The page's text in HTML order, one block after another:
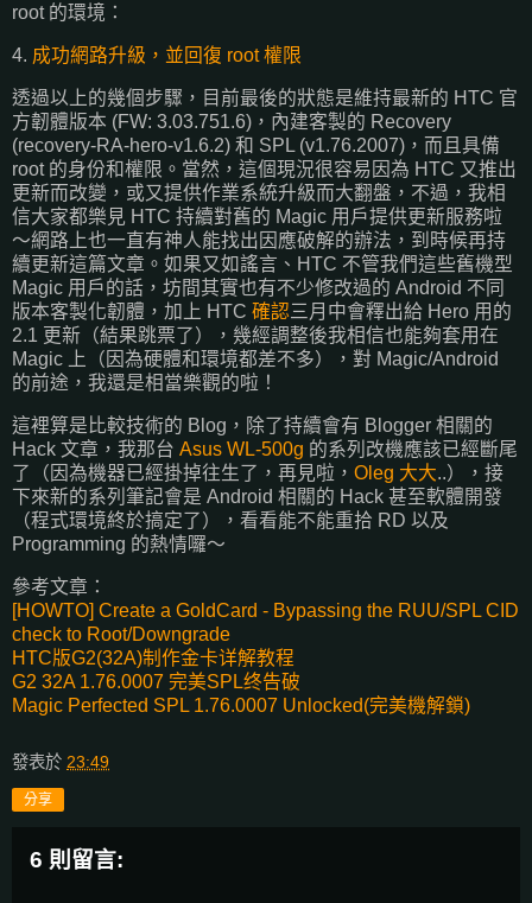
root 的環境：
4. 成功網路升級，並回復 root 權限
透過以上的幾個步驟，目前最後的狀態是維持最新的 HTC 官
方韌體版本 (FW: 3.03.751.6)，內建客製的 Recovery
(recovery-RA-hero-v1.6.2) 和 SPL (v1.76.2007)，而且具備
root 的身份和權限。當然，這個現況很容易因為 HTC 又推出
更新而改變，或又提供作業系統升級而大翻盤，不過，我相
信大家都樂見 HTC 持續對舊的 Magic 用戶提供更新服務啦
～網路上也一直有神人能找出因應破解的辦法，到時候再持
續更新這篇文章。如果又如謠言、HTC 不管我們這些舊機型
Magic 用戶的話，坊間其實也有不少修改過的 Android 不同
版本客製化韌體，加上 HTC 確認三月中會釋出給 Hero 用的
2.1 更新（結果跳票了），幾經調整後我相信也能夠套用在
Magic 上（因為硬體和環境都差不多），對 Magic/Android
的前途，我還是相當樂觀的啦！
這裡算是比較技術的 Blog，除了持續會有 Blogger 相關的
Hack 文章，我那台 Asus WL-500g 的系列改機應該已經斷尾
了（因為機器已經掛掉往生了，再見啦， Oleg 大大..），接
下來新的系列筆記會是 Android 相關的 Hack 甚至軟體開發
（程式環境終於搞定了），看看能不能重拾 RD 以及
Programming 的熱情囉～
參考文章：
[HOWTO] Create a GoldCard - Bypassing the RUU/SPL CID
check to Root/Downgrade
HTC版G2(32A)制作金卡详解教程
G2 32A 1.76.0007 完美SPL终告破
Magic Perfected SPL 1.76.0007 Unlocked(完美機解鎖)
發表於 23:49
分享
6 則留言: